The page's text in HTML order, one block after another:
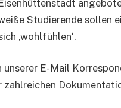
Studierende sollen
‚wohlfühlen‘.
E-Mail